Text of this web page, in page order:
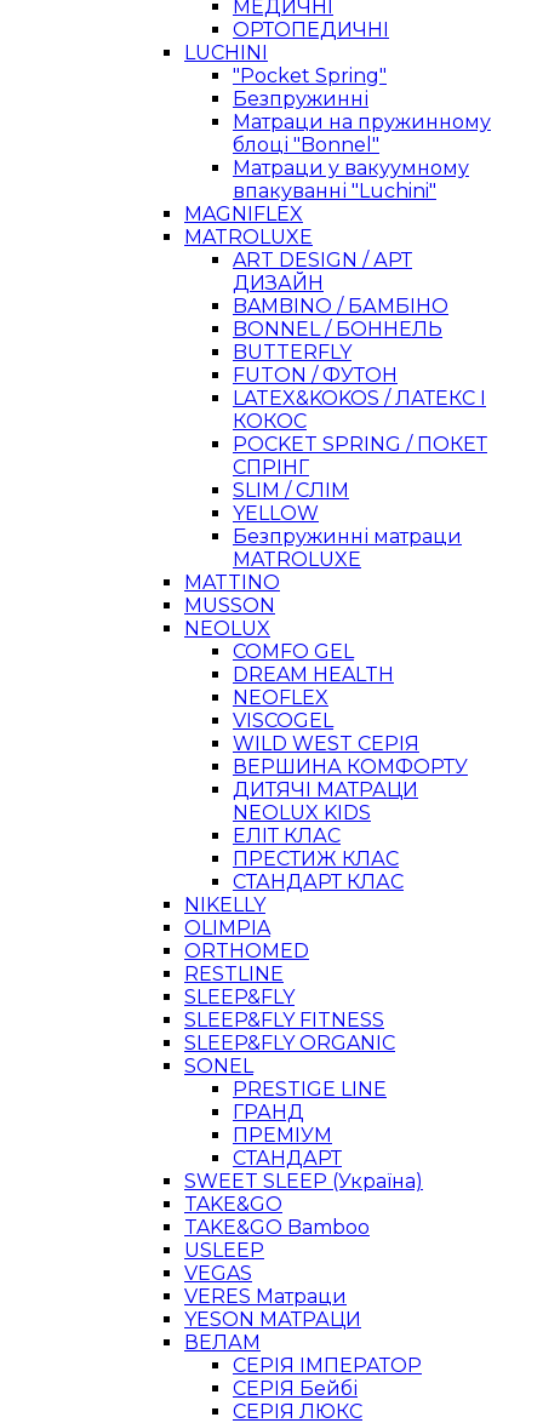
МЕДИЧНІ
ОРТОПЕДИЧНІ
LUCHINI
"Pocket Spring"
Безпружинні
Матраци на пружинному
блоці "Bonnel"
Матраци у вакуумному
впакуванні "Luchini"
MAGNIFLEX
MATROLUXE
ART DESIGN / АРТ
ДИЗАЙН
BAMBINO / БАМБІНО
BONNEL / БОННЕЛЬ
BUTTERFLY
FUTON / ФУТОН
LATEX&KOKOS / ЛАТЕКС І
КОКОС
POCKET SPRING / ПОКЕТ
СПРІНГ
SLIM / СЛІМ
YELLOW
Безпружинні матраци
MATROLUXE
MATTINO
MUSSON
NEOLUX
COMFO GEL
DREAM HEALTH
NEOFLEX
VISCOGEL
WILD WEST СЕРІЯ
ВЕРШИНА КОМФОРТУ
ДИТЯЧІ МАТРАЦИ
NEOLUX KIDS
ЕЛІТ КЛАС
ПРЕСТИЖ КЛАС
СТАНДАРТ КЛАС
NIKELLY
OLIMPIA
ORTHOMED
RESTLINE
SLEEP&FLY
SLEEP&FLY FITNESS
SLEEP&FLY ORGANIC
SONEL
PRESTIGE LINE
ГРАНД
ПРЕМІУМ
СТАНДАРТ
SWEET SLEEP (Україна)
TAKE&GO
TAKE&GO Bamboo
USLEEP
VEGAS
VERES Матраци
YESON МАТРАЦИ
ВЕЛАМ
СЕРІЯ ІМПЕРАТОР
СЕРІЯ Бейбі
СЕРІЯ ЛЮКС